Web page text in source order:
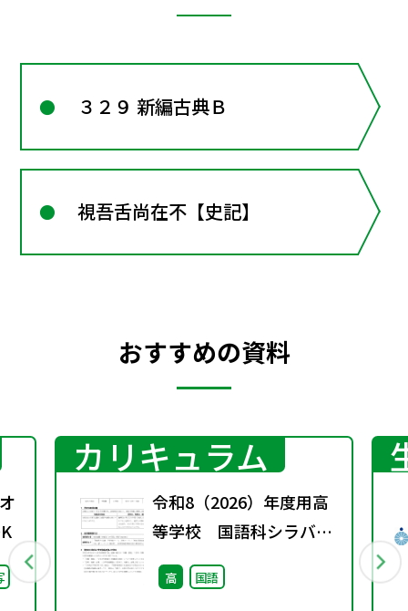
３２９ 新編古典Ｂ
視吾舌尚在不【史記】
おすすめの資料
カリキュラム
令和8（2026）年度用高
等学校 国語科シラバス
案・ルーブリック
高 国語